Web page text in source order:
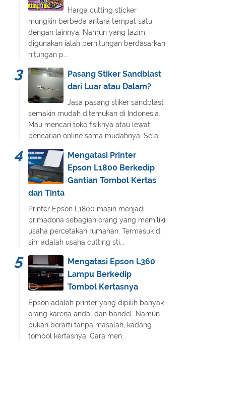
Harga cutting sticker
mungkin berbeda antara tempat satu
dengan lainnya. Namun yang lazim
digunakan ialah perhitungan berdasarkan
hitungan p...
Pasang Stiker Sandblast
dari Luar atau Dalam?
Jasa pasang stiker sandblast
semakin mudah ditemukan di Indonesia.
Mau mencari toko fisiknya atau lewat
pencarian online sama mudahnya. Sela...
Mengatasi Printer
Epson L1800 Berkedip
Gantian Tombol Kertas
dan Tinta
Printer Epson L1800 masih menjadi
primadona sebagian orang yang memiliki
usaha percetakan rumahan. Termasuk di
sini adalah usaha cutting sti...
Mengatasi Epson L360
Lampu Berkedip
Tombol Kertasnya
Epson adalah printer yang dipilih banyak
orang karena andal dan bandel. Namun
bukan berarti tanpa masalah, kadang
tombol kertasnya. Cara men...